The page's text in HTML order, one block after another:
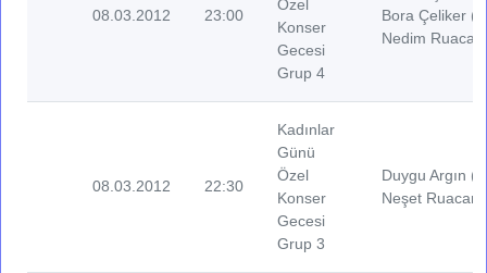
08.03.2012 23:00
Özel
Konser
Gecesi
Grup 4
Bora Çeliker
Nedim
08.03.2012 22:30
Kadınlar
Günü
Özel
Konser
Gecesi
Grup 3
Duygu Argın
Neşet Ruacan